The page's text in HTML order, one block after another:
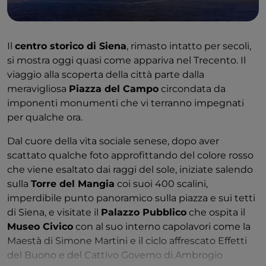
Il centro storico di Siena, rimasto intatto per secoli,
si mostra oggi quasi come appariva nel Trecento. Il
viaggio alla scoperta della città parte dalla
meravigliosa Piazza del Campo circondata da
imponenti monumenti che vi terranno impegnati
per qualche ora.
Dal cuore della vita sociale senese, dopo aver
scattato qualche foto approfittando del colore rosso
che viene esaltato dai raggi del sole, iniziate salendo
sulla Torre del Mangia coi suoi 400 scalini,
imperdibile punto panoramico sulla piazza e sui tetti
di Siena, e visitate il Palazzo Pubblico che ospita il
Museo Civico con al suo interno capolavori come la
Maestà di Simone Martini e il ciclo affrescato Effetti
del Buono e del Cattivo Governo di Ambrogio